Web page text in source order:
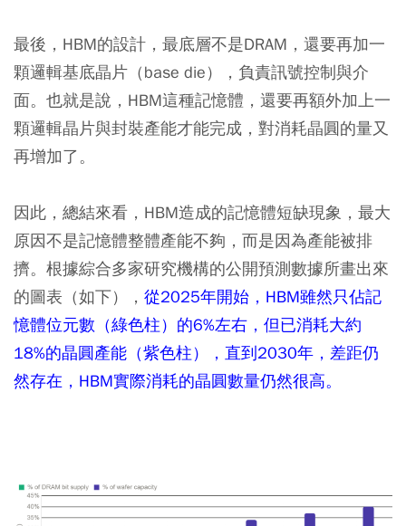
最後，HBM的設計，最底層不是DRAM，還要再加一
顆邏輯基底晶片（base die），負責訊號控制與介
面。也就是說，HBM這種記憶體，還要再額外加上一
顆邏輯晶片與封裝產能才能完成，對消耗晶圓的量又
再增加了。
因此，總結來看，HBM造成的記憶體短缺現象，最大
原因不是記憶體整體產能不夠，而是因為產能被排
擠。根據綜合多家研究機構的公開預測數據所畫出來
的圖表（如下）， 從2025年開始，HBM雖然只佔記
憶體位元數（綠色柱）的6%左右，但已消耗大約
18%的晶圓產能（紫色柱），直到2030年，差距仍
然存在，HBM實際消耗的晶圓數量仍然很高。